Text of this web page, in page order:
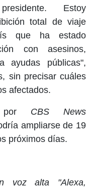
Estoy
total de viaje
que ha estado
con asesinos,
ayudas públicas",
sin precisar cuáles
afectados.
por CBS News
ampliarse de 19
próximos días.
voz alta "Alexa,